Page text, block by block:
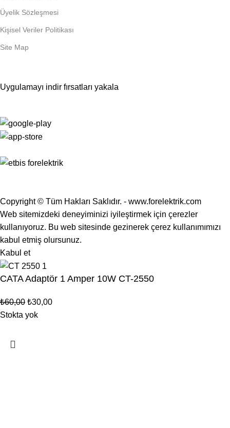
Üyelik Sözleşmesi
Kişisel Veriler Politikası
Site Map
Uygulamayı indir fırsatları yakala
Copyright © Tüm Hakları Saklıdır. - www.forelektrik.com
Web sitemizdeki deneyiminizi iyileştirmek için çerezler
kullanıyoruz. Bu web sitesinde gezinerek çerez kullanımımızı
kabul etmiş olursunuz.
Kabul et
CATA Adaptör 1 Amper 10W CT-2550
₺60,00 ₺30,00
Stokta yok